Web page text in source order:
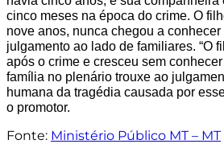
cinco meses na época do crime. O
nove anos, nunca chegou a
julgamento ao lado de familiares. “O
após o crime e cresceu sem
família no plenário trouxe ao
humana da tragédia causada por
o promotor.
Fonte: Ministério Público MT – MT